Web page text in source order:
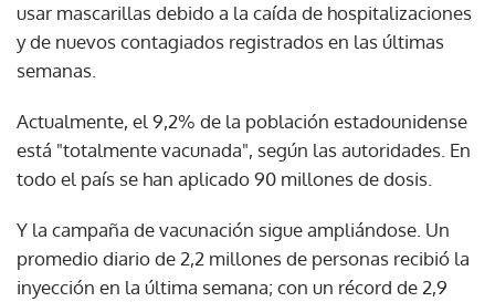
usar mascarillas debido a la caída de hospitalizaciones
y de nuevos contagiados registrados en las últimas
semanas.
Actualmente, el 9,2% de la población estadounidense
está "totalmente vacunada", según las autoridades. En
todo el país se han aplicado 90 millones de dosis.
Y la campaña de vacunación sigue ampliándose. Un
promedio diario de 2,2 millones de personas recibió la
inyección en la última semana; con un récord de 2,9